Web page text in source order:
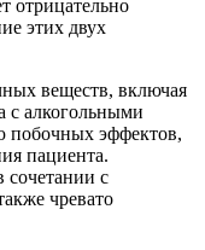
отрицательно
этих двух
веществ, включая
с алкогольными
побочных эффектов,
пациента.
сочетании с
чревато